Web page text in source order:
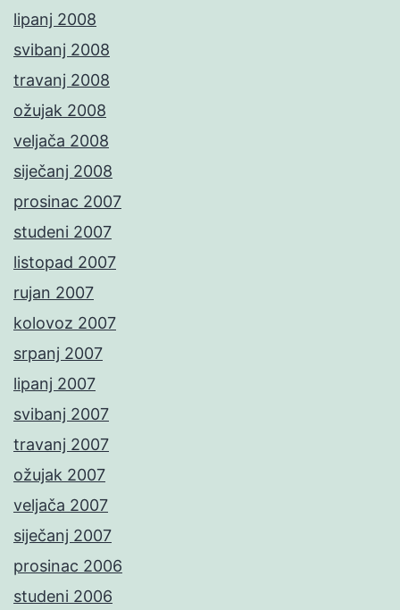
lipanj 2008
svibanj 2008
travanj 2008
ožujak 2008
veljača 2008
siječanj 2008
prosinac 2007
studeni 2007
listopad 2007
rujan 2007
kolovoz 2007
srpanj 2007
lipanj 2007
svibanj 2007
travanj 2007
ožujak 2007
veljača 2007
siječanj 2007
prosinac 2006
studeni 2006